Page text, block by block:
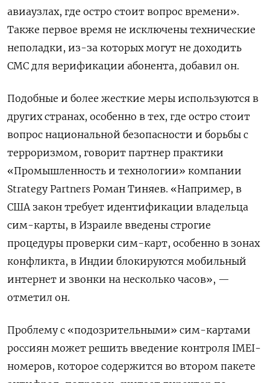
авиаузлах, где остро стоит вопрос времени».
Также первое время не исключены технические
неполадки, из-за которых могут не доходить
СМС для верификации абонента, добавил он.
Подобные и более жесткие меры используются в
других странах, особенно в тех, где остро стоит
вопрос национальной безопасности и борьбы с
терроризмом, говорит партнер практики
«Промышленность и технологии» компании
Strategy Partners Роман Тиняев. «Например, в
США закон требует идентификации владельца
сим-карты, в Израиле введены строгие
процедуры проверки сим-карт, особенно в зонах
конфликта, в Индии блокируются мобильный
интернет и звонки на несколько часов», —
отметил он.
Проблему с «подозрительными» сим-картами
россиян может решить введение контроля IMEI-
номеров, которое содержится во втором пакете